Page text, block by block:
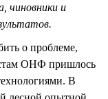
чиновники и
о проблеме,
ОНФ пришлось
В